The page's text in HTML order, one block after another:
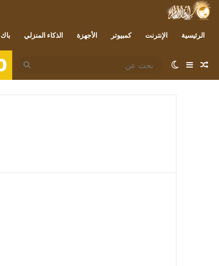
الرئيسية الإنترنت كمبيوتر الأجهزة الذكاء المنزلي
مقال عشوائي
إضافة عمود جانبي
الوضع المظلم
بحث
عن